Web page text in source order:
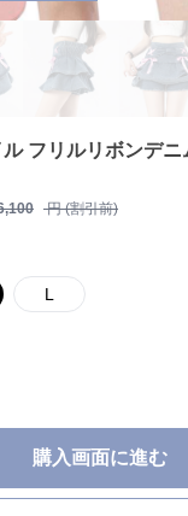
フリルリボンデニ
円 (割引前)
L
購入画面に進む